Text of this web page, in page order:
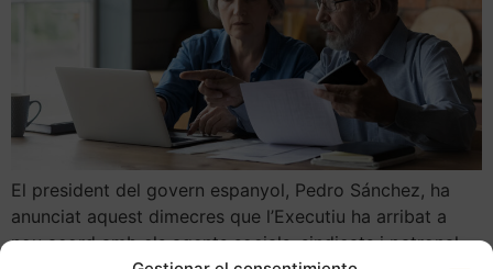
El president del govern espanyol, Pedro Sánchez, ha
anunciat aquest dimecres que l’Executiu ha arribat a
nou acord amb els agents socials, sindicats i patronal,